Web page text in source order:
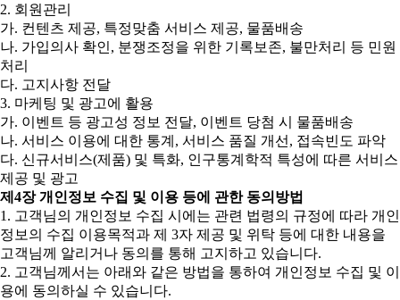
2. 회원관리
가. 컨텐츠 제공, 특정맞춤 서비스 제공, 물품배송
나. 가입의사 확인, 분쟁조정을 위한 기록보존, 불만처리 등 민원
처리
다. 고지사항 전달
3. 마케팅 및 광고에 활용
가. 이벤트 등 광고성 정보 전달, 이벤트 당첨 시 물품배송
나. 서비스 이용에 대한 통계, 서비스 품질 개선, 접속빈도 파악
다. 신규서비스(제품) 및 특화, 인구통계학적 특성에 따른 서비스
제공 및 광고
제4장 개인정보 수집 및 이용 등에 관한 동의방법
1. 고객님의 개인정보 수집 시에는 관련 법령의 규정에 따라 개인
정보의 수집 이용목적과 제 3자 제공 및 위탁 등에 대한 내용을
고객님께 알리거나 동의를 통해 고지하고 있습니다.
2. 고객님께서는 아래와 같은 방법을 통하여 개인정보 수집 및 이
용에 동의하실 수 있습니다.